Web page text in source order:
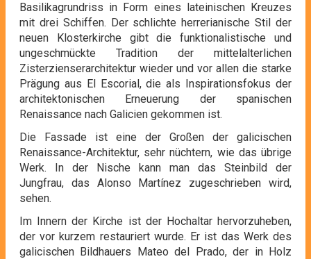
Basilikagrundriss in Form eines lateinischen Kreuzes
mit drei Schiffen. Der schlichte herrerianische Stil der
neuen Klosterkirche gibt die funktionalistische und
ungeschmückte Tradition der mittelalterlichen
Zisterzienserarchitektur wieder und vor allen die starke
Prägung aus El Escorial, die als Inspirationsfokus der
architektonischen Erneuerung der spanischen
Renaissance nach Galicien gekommen ist.
Die Fassade ist eine der Großen der galicischen
Renaissance-Architektur, sehr nüchtern, wie das übrige
Werk. In der Nische kann man das Steinbild der
Jungfrau, das Alonso Martínez zugeschrieben wird,
sehen.
Im Innern der Kirche ist der Hochaltar hervorzuheben,
der vor kurzem restauriert wurde. Er ist das Werk des
galicischen Bildhauers Mateo del Prado, der in Holz